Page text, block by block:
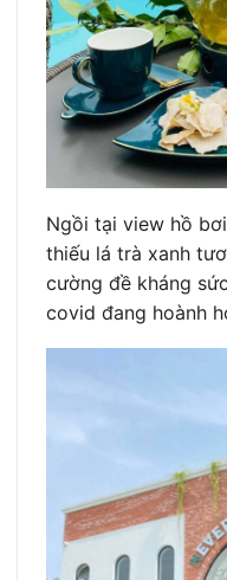
Ngồi tại view hồ
thiếu lá trà xanh
cường đề kháng
covid đang hoành